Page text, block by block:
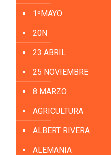
1ºMAYO
20N
23 ABRIL
25 NOVIEMBRE
8 MARZO
AGRICULTURA
ALBERT RIVERA
ALEMANIA